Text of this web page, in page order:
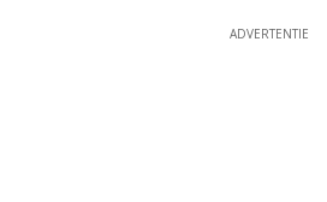
ADVERTENTIE